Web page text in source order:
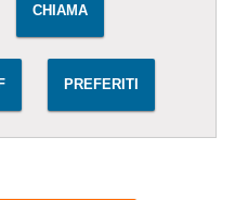
CHIAMA
PREFERITI